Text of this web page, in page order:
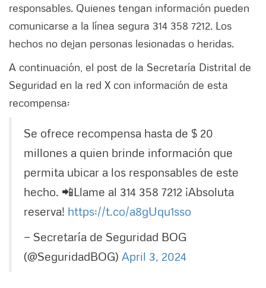
responsables. Quienes tengan información pueden
comunicarse a la línea segura 314 358 7212. Los
hechos no dejan personas lesionadas o heridas.
A continuación, el post de la Secretaría Distrital de
Seguridad en la red X con información de esta
recompensa:
Se ofrece recompensa hasta de $ 20
millones a quien brinde información que
permita ubicar a los responsables de este
hecho. 📲Llame al 314 358 7212 ¡Absoluta
reserva! https://t.co/a8gUqu1sso
— Secretaría de Seguridad BOG
(@SeguridadBOG) April 3, 2024